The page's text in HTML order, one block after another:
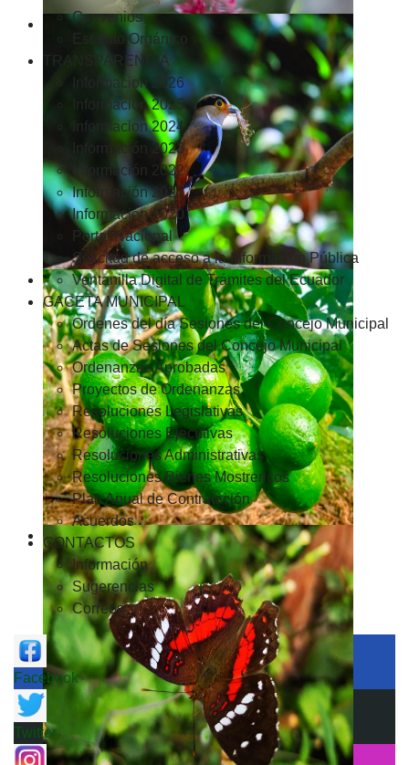
Convenios
Estatuto Orgánico
TRANSPARENCIA
Informacion 2026
Informacion 2025
Informacion 2024
Información 2023
Información 2022
Información 2021
Información 2020
Portal Nacional
Solicitud de acceso a la Información Pública
Ventanilla Digital de Trámites del Ecuador
GACETA MUNICIPAL
Ordenes del día Sesiones del Concejo Municipal
Actas de Sesiones del Concejo Municipal
Ordenanzas Aprobadas
Proyectos de Ordenanzas
Resoluciones Legislativas
Resoluciones Ejecutivas
Resoluciones Administrativas
Resoluciones Bienes Mostrencos
Plan Anual de Contratación
Acuerdos
CONTACTOS
Información
Sugerencias
Correos
Facebook
Twitter